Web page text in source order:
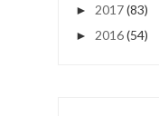
► 2017(83)
► 2016(54)